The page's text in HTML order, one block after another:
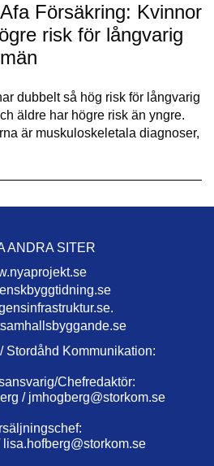
Försäkring: Kvinnor
risk för långvarig
dubbelt så hög risk för långvarig
äldre har högre risk än yngre.
är muskuloskeletala diagnoser,
ANDRA SITER
Stordåhd Kommunikation:
Chefredaktör:
/ jmhogberg@storkom.se
lisa.hofberg@storkom.se